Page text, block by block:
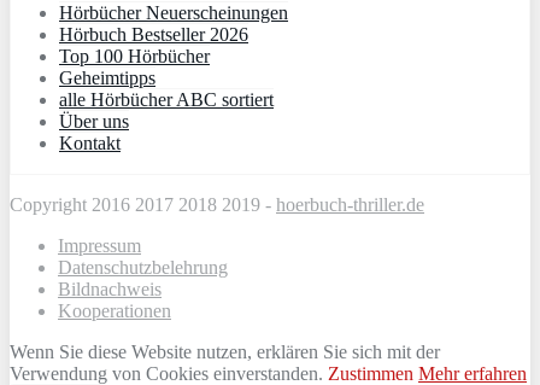
Hörbücher Neuerscheinungen
Hörbuch Bestseller 2026
Top 100 Hörbücher
Geheimtipps
alle Hörbücher ABC sortiert
Über uns
Kontakt
Copyright 2016 2017 2018 2019 - hoerbuch-thriller.de
Impressum
Datenschutzbelehrung
Bildnachweis
Kooperationen
Wenn Sie diese Website nutzen, erklären Sie sich mit der
Verwendung von Cookies einverstanden. Zustimmen Mehr erfahren